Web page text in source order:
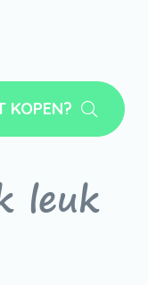
KOPEN?
leuk